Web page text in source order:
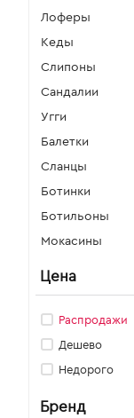
Лоферы
Кеды
Слипоны
Сандалии
Угги
Балетки
Сланцы
Ботинки
Ботильоны
Мокасины
Цена
Распродажи
Дешево
Недорого
Бренд